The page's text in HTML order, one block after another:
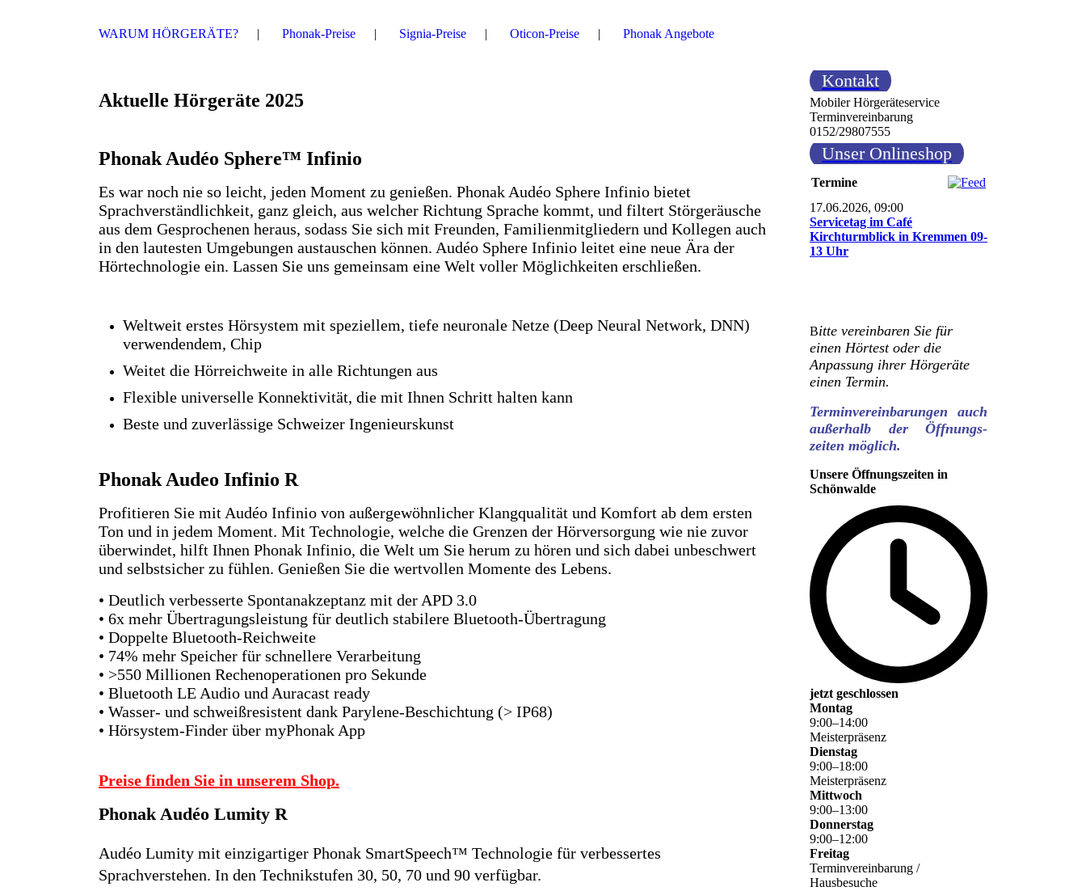
WARUM HÖRGERÄTE? Phonak-Preise Signia-Preise Oticon-Preise Phonak Angebote
Aktuelle Hörgeräte 2025
Phonak Audéo Sphere™ Infinio
Es war noch nie so leicht, jeden Moment zu genießen. Phonak Audéo Sphere Infinio bietet
Sprachverständlichkeit, ganz gleich, aus welcher Richtung Sprache kommt, und filtert Störgeräusche
aus dem Gesprochenen heraus, sodass Sie sich mit Freunden, Familienmitgliedern und Kollegen auch
in den lautesten Umgebungen austauschen können. Audéo Sphere Infinio leitet eine neue Ära der
Hörtechnologie ein. Lassen Sie uns gemeinsam eine Welt voller Möglichkeiten erschließen.
Weltweit erstes Hörsystem mit speziellem, tiefe neuronale Netze (Deep Neural Network, DNN)
verwendendem, Chip
Weitet die Hörreichweite in alle Richtungen aus
Flexible universelle Konnektivität, die mit Ihnen Schritt halten kann
Beste und zuverlässige Schweizer Ingenieurskunst
Phonak Audeo Infinio R
Profitieren Sie mit Audéo Infinio von außergewöhnlicher Klangqualität und Komfort ab dem ersten
Ton und in jedem Moment. Mit Technologie, welche die Grenzen der Hörversorgung wie nie zuvor
überwindet, hilft Ihnen Phonak Infinio, die Welt um Sie herum zu hören und sich dabei unbeschwert
und selbstsicher zu fühlen. Genießen Sie die wertvollen Momente des Lebens.
• Deutlich verbesserte Spontanakzeptanz mit der APD 3.0
• 6x mehr Übertragungsleistung für deutlich stabilere Bluetooth-Übertragung
• Doppelte Bluetooth-Reichweite
• 74% mehr Speicher für schnellere Verarbeitung
• >550 Millionen Rechenoperationen pro Sekunde
• Bluetooth LE Audio und Auracast ready
• Wasser- und schweißresistent dank Parylene-Beschichtung (> IP68)
• Hörsystem-Finder über myPhonak App
Preise finden Sie in unserem Shop.
Phonak Audéo Lumity R
Audéo Lumity mit einzigartiger Phonak SmartSpeech™ Technologie für verbessertes
Sprachverstehen. In den Technikstufen 30, 50, 70 und 90 verfügbar.
Kontakt
Mobiler Hörgeräteservice
Terminvereinbarung
0152/29807555
Unser Onlineshop
Termine
17.06.2026, 09:00
Servicetag im Café
Kirchturmblick in Kremmen 09-
13 Uhr
Bitte vereinbaren Sie für
einen Hörtest oder die
Anpassung ihrer Hörgeräte
einen Termin.
Terminvereinbarungen auch
außerhalb der Öffnungs-
zeiten möglich.
Unsere Öffnungszeiten in
Schönwalde
jetzt geschlossen
Montag
9:00–14:00
Meisterpräsenz
Dienstag
9:00–18:00
Meisterpräsenz
Mittwoch
9:00–13:00
Donnerstag
9:00–12:00
Freitag
Terminvereinbarung /
Hausbesuche